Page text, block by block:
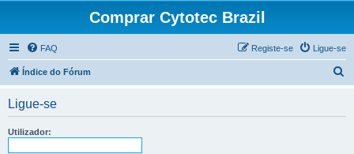
Comprar Cytotec Brazil
FAQ Ligue-se
Registe-se
Índice do Fórum
Ligue-se
Utilizador: